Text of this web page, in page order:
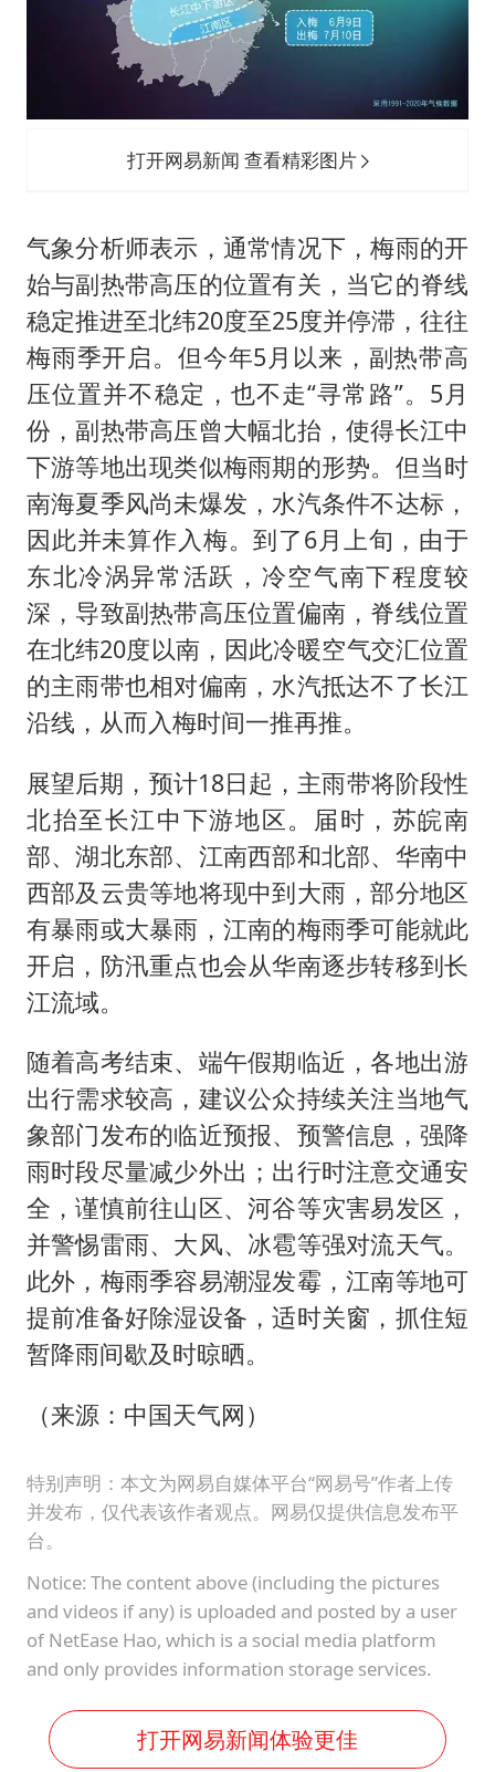
打开网易新闻 查看精彩图片
气象分析师表示，通常情况下，梅雨的开
始与副热带高压的位置有关，当它的脊线
稳定推进至北纬20度至25度并停滞，往往
梅雨季开启。但今年5月以来，副热带高
压位置并不稳定，也不走“寻常路”。5月
份，副热带高压曾大幅北抬，使得长江中
下游等地出现类似梅雨期的形势。但当时
南海夏季风尚未爆发，水汽条件不达标，
因此并未算作入梅。到了6月上旬，由于
东北冷涡异常活跃，冷空气南下程度较
深，导致副热带高压位置偏南，脊线位置
在北纬20度以南，因此冷暖空气交汇位置
的主雨带也相对偏南，水汽抵达不了长江
沿线，从而入梅时间一推再推。
展望后期，预计18日起，主雨带将阶段性
北抬至长江中下游地区。届时，苏皖南
部、湖北东部、江南西部和北部、华南中
西部及云贵等地将现中到大雨，部分地区
有暴雨或大暴雨，江南的梅雨季可能就此
开启，防汛重点也会从华南逐步转移到长
江流域。
随着高考结束、端午假期临近，各地出游
出行需求较高，建议公众持续关注当地气
象部门发布的临近预报、预警信息，强降
雨时段尽量减少外出；出行时注意交通安
全，谨慎前往山区、河谷等灾害易发区，
并警惕雷雨、大风、冰雹等强对流天气。
此外，梅雨季容易潮湿发霉，江南等地可
提前准备好除湿设备，适时关窗，抓住短
暂降雨间歇及时晾晒。
（来源：中国天气网）
特别声明：本文为网易自媒体平台“网易号”作者上传
并发布，仅代表该作者观点。网易仅提供信息发布平
台。
Notice: The content above (including the pictures
and videos if any) is uploaded and posted by a user
of NetEase Hao, which is a social media platform
and only provides information storage services.
打开网易新闻体验更佳